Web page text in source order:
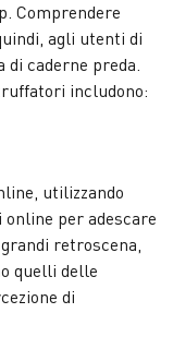
Comprendere
agli utenti di
caderne preda.
includono:
utilizzando
per adescare
retroscena,
quelli delle
di